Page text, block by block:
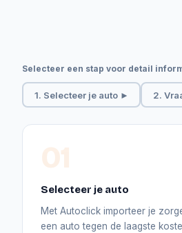
Selecteer een stap voor detail
1. Selecteer je auto ► 2.
01
Selecteer je auto
Met Autoclick importeer je
een auto tegen de laagste